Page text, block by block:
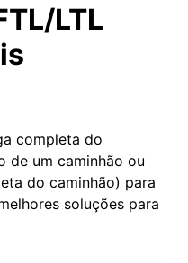
LTL
completa do
de um caminhão ou
do caminhão) para
soluções para